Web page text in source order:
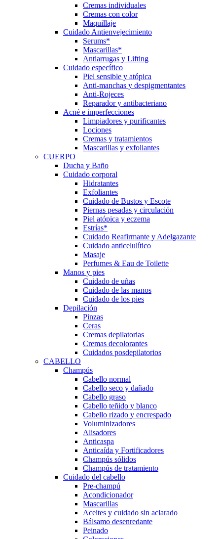
Cremas individuales
Cremas con color
Maquillaje
Cuidado Antienvejecimiento
Serums*
Mascarillas*
Antiarrugas y Lifting
Cuidado específico
Piel sensible y atópica
Anti-manchas y despigmentantes
Anti-Rojeces
Reparador y antibacteriano
Acné e imperfecciones
Limpiadores y purificantes
Lociones
Cremas y tratamientos
Mascarillas y exfoliantes
CUERPO
Ducha y Baño
Cuidado corporal
Hidratantes
Exfoliantes
Cuidado de Bustos y Escote
Piernas pesadas y circulación
Piel atópica y eczema
Estrías*
Cuidado Reafirmante y Adelgazante
Cuidado anticelulítico
Masaje
Perfumes & Eau de Toilette
Manos y pies
Cuidado de uñas
Cuidado de las manos
Cuidado de los pies
Depilación
Pinzas
Ceras
Cremas depilatorias
Cremas decolorantes
Cuidados posdepilatorios
CABELLO
Champús
Cabello normal
Cabello seco y dañado
Cabello graso
Cabello teñido y blanco
Cabello rizado y encrespado
Voluminizadores
Alisadores
Anticaspa
Anticaída y Fortificadores
Champús sólidos
Champús de tratamiento
Cuidado del cabello
Pre-champú
Acondicionador
Mascarillas
Aceites y cuidado sin aclarado
Bálsamo desenredante
Peinado